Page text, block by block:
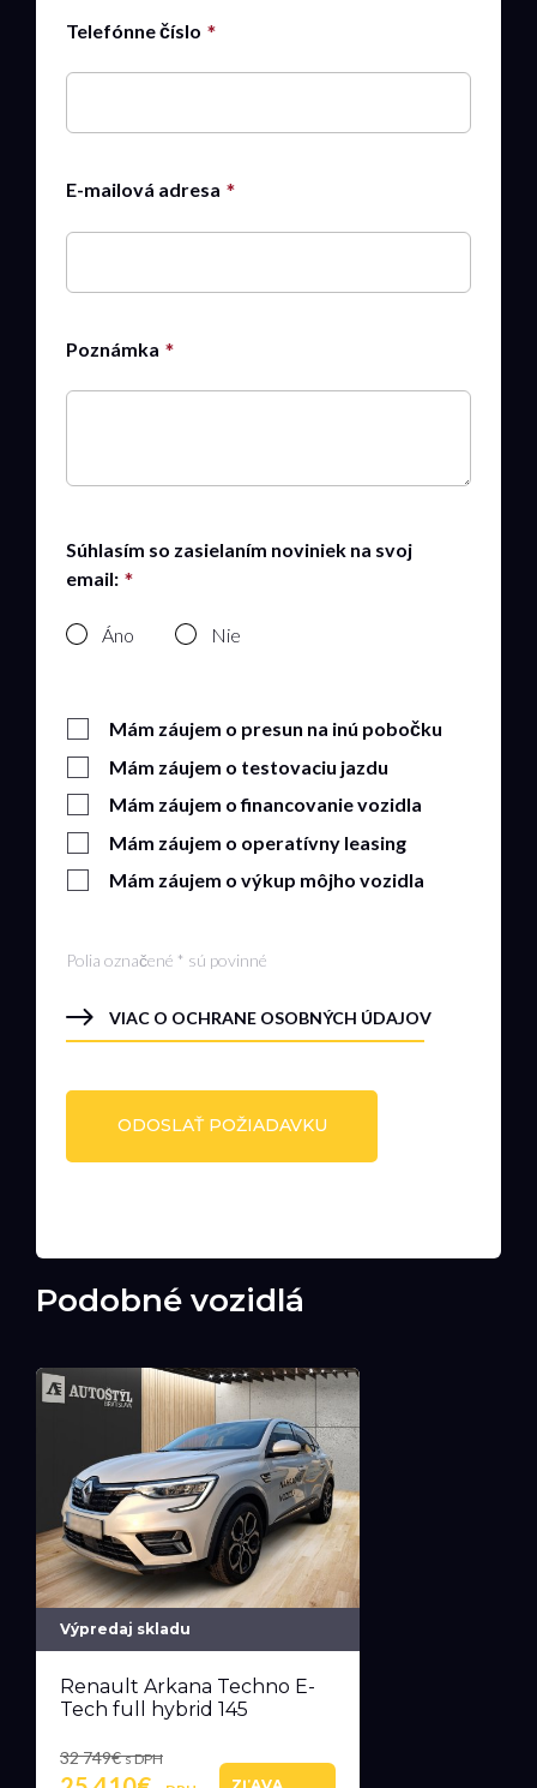
Telefónne číslo
E-mailová adresa
Poznámka
Súhlasím so zasielaním noviniek na svoj
email:
Áno Nie
Mám záujem o presun na inú pobočku
Mám záujem o testovaciu jazdu
Mám záujem o financovanie vozidla
Mám záujem o operatívny leasing
Mám záujem o výkup môjho vozidla
Polia označené * sú povinné
VIAC O OCHRANE OSOBNÝCH ÚDAJOV
Podobné vozidlá
Výpredaj skladu
Renault Arkana Techno E-
Tech full hybrid 145
32 749€s DPH
ZĽAVA